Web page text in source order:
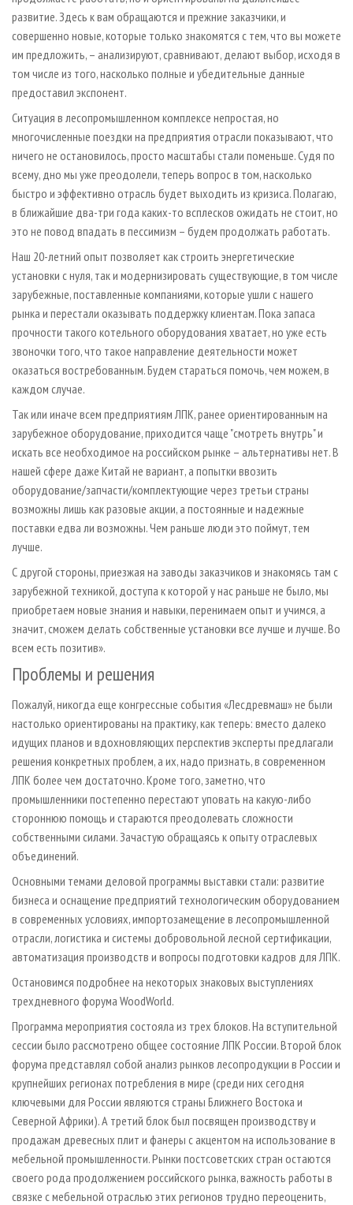
развитие. Здесь к вам обращаются и прежние заказчики, и
совершенно новые, которые только знакомятся с тем, что вы можете
им предложить, – анализируют, сравнивают, делают выбор, исходя в
том числе из того, насколько полные и убедительные данные
предоставил экспонент.
Ситуация в лесопромышленном комплексе непростая, но
многочисленные поездки на предприятия отрасли показывают, что
ничего не остановилось, просто масштабы стали поменьше. Судя по
всему, дно мы уже преодолели, теперь вопрос в том, насколько
быстро и эффективно отрасль будет выходить из кризиса. Полагаю,
в ближайшие два-три года каких-то всплесков ожидать не стоит, но
это не повод впадать в пессимизм – будем продолжать работать.
Наш 20-летний опыт позволяет как строить энергетические
установки с нуля, так и модернизировать существующие, в том числе
зарубежные, поставленные компаниями, которые ушли с нашего
рынка и перестали оказывать поддержку клиентам. Пока запаса
прочности такого котельного оборудования хватает, но уже есть
звоночки того, что такое направление деятельности может
оказаться востребованным. Будем стараться помочь, чем можем, в
каждом случае.
Так или иначе всем предприятиям ЛПК, ранее ориентированным на
зарубежное оборудование, приходится чаще "смотреть внутрь" и
искать все необходимое на российском рынке – альтернативы нет. В
нашей сфере даже Китай не вариант, а попытки ввозить
оборудование/запчасти/комплектующие через третьи страны
возможны лишь как разовые акции, а постоянные и надежные
поставки едва ли возможны. Чем раньше люди это поймут, тем
лучше.
С другой стороны, приезжая на заводы заказчиков и знакомясь там с
зарубежной техникой, доступа к которой у нас раньше не было, мы
приобретаем новые знания и навыки, перенимаем опыт и учимся, а
значит, сможем делать собственные установки все лучше и лучше. Во
всем есть позитив».
Проблемы и решения
Пожалуй, никогда еще конгрессные события «Лесдревмаш» не были
настолько ориентированы на практику, как теперь: вместо далеко
идущих планов и вдохновляющих перспектив эксперты предлагали
решения конкретных проблем, а их, надо признать, в современном
ЛПК более чем достаточно. Кроме того, заметно, что
промышленники постепенно перестают уповать на какую-либо
стороннюю помощь и стараются преодолевать сложности
собственными силами. Зачастую обращаясь к опыту отраслевых
объединений.
Основными темами деловой программы выставки стали: развитие
бизнеса и оснащение предприятий технологическим оборудованием
в современных условиях, импортозамещение в лесопромышленной
отрасли, логистика и системы добровольной лесной сертификации,
автоматизация производств и вопросы подготовки кадров для ЛПК.
Остановимся подробнее на некоторых знаковых выступлениях
трехдневного форума WoodWorld.
Программа мероприятия состояла из трех блоков. На вступительной
сессии было рассмотрено общее состояние ЛПК России. Второй блок
форума представлял собой анализ рынков лесопродукции в России и
крупнейших регионах потребления в мире (среди них сегодня
ключевыми для России являются страны Ближнего Востока и
Северной Африки). А третий блок был посвящен производству и
продажам древесных плит и фанеры с акцентом на использование в
мебельной промышленности. Рынки постсоветских стран остаются
своего рода продолжением российского рынка, важность работы в
связке с мебельной отраслью этих регионов трудно переоценить,